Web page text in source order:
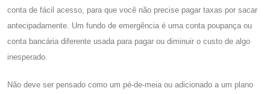
conta de fácil acesso, para que você não precise pagar taxas por sacar
antecipadamente. Um fundo de emergência é uma conta poupança ou
conta bancária diferente usada para pagar ou diminuir o custo de algo
inesperado.
Não deve ser pensado como um pé-de-meia ou adicionado a um plano